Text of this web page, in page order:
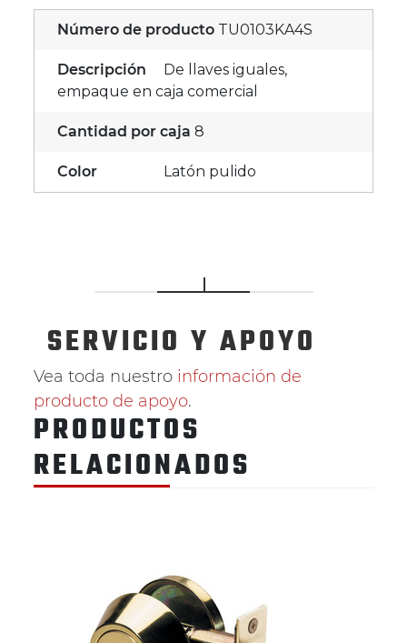
Número de producto TU0103KA4S
Descripción
De llaves iguales,
empaque en caja comercial
Cantidad por caja 8
Color Latón pulido
SERVICIO Y APOYO
Vea toda nuestro información de
producto de apoyo.
PRODUCTOS
RELACIONADOS